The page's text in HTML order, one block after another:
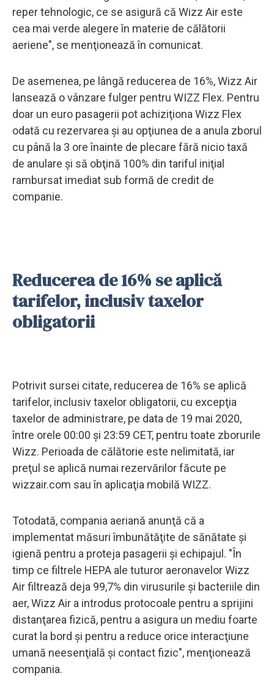
reper tehnologic, ce se asigură că Wizz Air este
cea mai verde alegere în materie de călătorii
aeriene", se menţionează în comunicat.
De asemenea, pe lângă reducerea de 16%, Wizz Air
lansează o vânzare fulger pentru WIZZ Flex. Pentru
doar un euro pasagerii pot achiziţiona Wizz Flex
odată cu rezervarea şi au opţiunea de a anula zborul
cu până la 3 ore înainte de plecare fără nicio taxă
de anulare şi să obţină 100% din tariful iniţial
rambursat imediat sub formă de credit de
companie.
Reducerea de 16% se aplică
tarifelor, inclusiv taxelor
obligatorii
Potrivit sursei citate, reducerea de 16% se aplică
tarifelor, inclusiv taxelor obligatorii, cu excepţia
taxelor de administrare, pe data de 19 mai 2020,
între orele 00:00 şi 23:59 CET, pentru toate zborurile
Wizz. Perioada de călătorie este nelimitată, iar
preţul se aplică numai rezervărilor făcute pe
wizzair.com sau în aplicaţia mobilă WIZZ.
Totodată, compania aeriană anunţă că a
implementat măsuri îmbunătăţite de sănătate şi
igienă pentru a proteja pasagerii şi echipajul. "În
timp ce filtrele HEPA ale tuturor aeronavelor Wizz
Air filtrează deja 99,7% din virusurile şi bacteriile din
aer, Wizz Air a introdus protocoale pentru a sprijini
distanţarea fizică, pentru a asigura un mediu foarte
curat la bord şi pentru a reduce orice interacţiune
umană neesenţială şi contact fizic", menţionează
compania.